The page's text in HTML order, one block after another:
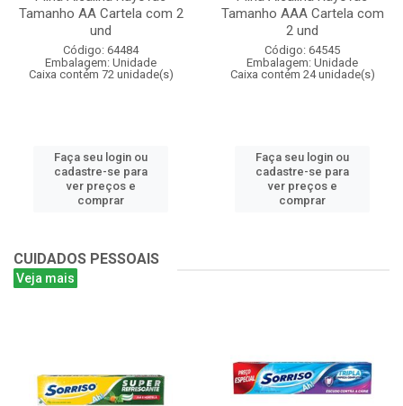
Tamanho AA Cartela com 2
und
Código: 64484
Embalagem: Unidade
Caixa contém 72 unidade(s)
Faça seu login ou
cadastre-se para
ver preços e
comprar
Tamanho AAA Cartela com
2 und
Código: 64545
Embalagem: Unidade
Caixa contém 24 unidade(s)
Faça seu login ou
cadastre-se para
ver preços e
comprar
CUIDADOS PESSOAIS
Veja mais